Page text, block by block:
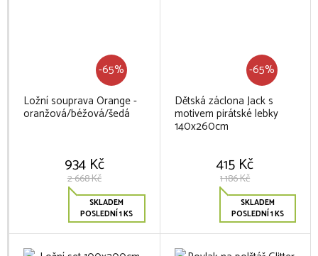
-65%
Ložní souprava Orange -
oranžová/béžová/šedá
934 Kč
2 668 Kč
SKLADEM
POSLEDNÍ 1 KS
-65%
Dětská záclona Jack s
motivem pirátské lebky
140x260cm
415 Kč
1 186 Kč
SKLADEM
POSLEDNÍ 1 KS